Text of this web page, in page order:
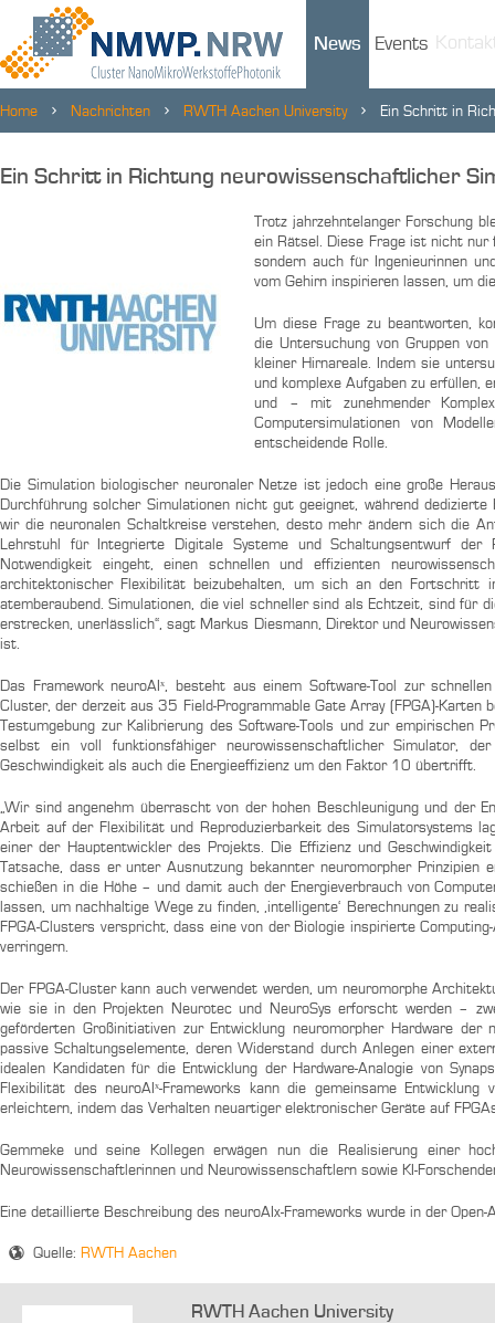
News Events
Home Nachrichten RWTH Aachen University Ein Schritt in
Ein Schritt in Richtung neurowissenschaftlicher
Trotz jahrzehntelanger Forschung
ein Rätsel. Diese Frage ist nicht nur
sondern auch für Ingenieurinnen
vom Gehirn inspirieren lassen, um
Um diese Frage zu beantworten,
die Untersuchung von Gruppen
kleiner Hirnareale. Indem sie
und komplexe Aufgaben zu erfüllen,
und – mit zunehmender
Computersimulationen von
entscheidende Rolle.
Die Simulation biologischer neuronaler Netze ist jedoch eine große
Durchführung solcher Simulationen nicht gut geeignet, während
wir die neuronalen Schaltkreise verstehen, desto mehr ändern sich die
Lehrstuhl für Integrierte Digitale Systeme und Schaltungsentwurf
Notwendigkeit eingeht, einen schnellen und effizienten
architektonischer Flexibilität beizubehalten, um sich an den Fortschritt
atemberaubend. Simulationen, die viel schneller sind als Echtzeit, sind für
erstrecken, unerlässlich“, sagt Markus Diesmann, Direktor und
ist.
Das Framework neuroAIˣ, besteht aus einem Software-Tool zur
Cluster, der derzeit aus 35 Field-Programmable Gate Array (FPGA)-
Testumgebung zur Kalibrierung des Software-Tools und zur
selbst ein voll funktionsfähiger neurowissenschaftlicher Simulator,
Geschwindigkeit als auch die Energieeffizienz um den Faktor 10 übertrifft.
„Wir sind angenehm überrascht von der hohen Beschleunigung und der
Arbeit auf der Flexibilität und Reproduzierbarkeit des Simulatorsystems
einer der Hauptentwickler des Projekts. Die Effizienz und
Tatsache, dass er unter Ausnutzung bekannter neuromorpher Prinzipien
schießen in die Höhe – und damit auch der Energieverbrauch von
lassen, um nachhaltige Wege zu finden, ‚intelligente‘ Berechnungen zu
FPGA-Clusters verspricht, dass eine von der Biologie inspirierte
verringern.
Der FPGA-Cluster kann auch verwendet werden, um neuromorphe
wie sie in den Projekten Neurotec und NeuroSys erforscht werden –
geförderten Großinitiativen zur Entwicklung neuromorpher Hardware
passive Schaltungselemente, deren Widerstand durch Anlegen einer
idealen Kandidaten für die Entwicklung der Hardware-Analogie von
Flexibilität des neuroAIˣ-Frameworks kann die gemeinsame
erleichtern, indem das Verhalten neuartiger elektronischer Geräte auf
Gemmeke und seine Kollegen erwägen nun die Realisierung einer
Neurowissenschaftlerinnen und Neurowissenschaftlern sowie KI-
Eine detaillierte Beschreibung des neuroAIx-Frameworks wurde in der
Quelle: RWTH Aachen
RWTH Aachen University